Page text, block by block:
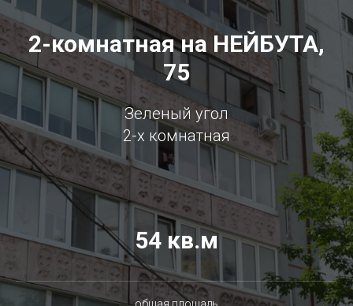
2-комнатная на НЕЙБУТА,
75
Зеленый угол
2-х комнатная
54 кв.м